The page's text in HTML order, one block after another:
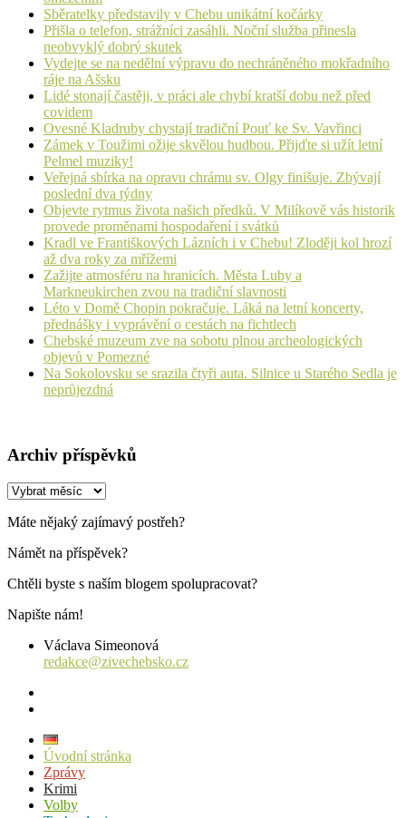
Sběratelky představily v Chebu unikátní kočárky
Přišla o telefon, strážníci zasáhli. Noční služba přinesla
neobvyklý dobrý skutek
Vydejte se na nedělní výpravu do nechráněného mokřadního
ráje na Ašsku
Lidé stonají častěji, v práci ale chybí kratší dobu než před
covidem
Ovesné Kladruby chystají tradiční Pouť ke Sv. Vavřinci
Zámek v Toužimi ožije skvělou hudbou. Přijďte si užít letní
Pelmel muziky!
Veřejná sbírka na opravu chrámu sv. Olgy finišuje. Zbývají
poslední dva týdny
Objevte rytmus života našich předků. V Milíkově vás historik
provede proměnami hospodaření i svátků
Kradl ve Františkových Lázních i v Chebu! Zloději kol hrozí
až dva roky za mřížemi
Zažijte atmosféru na hranicích. Města Luby a
Markneukirchen zvou na tradiční slavnosti
Léto v Domě Chopin pokračuje. Láká na letní koncerty,
přednášky i vyprávění o cestách na fichtlech
Chebské muzeum zve na sobotu plnou archeologických
objevů v Pomezné
Na Sokolovsku se srazila čtyři auta. Silnice u Starého Sedla je
neprůjezdná
Archiv příspěvků
Archiv
Máte nějaký zajímavý postřeh?
Námět na příspěvek?
Chtěli byste s naším blogem spolupracovat?
Napište nám!
Václava Simeonová
redakce@zivechebsko.cz
Úvodní stránka
Zprávy
Krimi
Volby